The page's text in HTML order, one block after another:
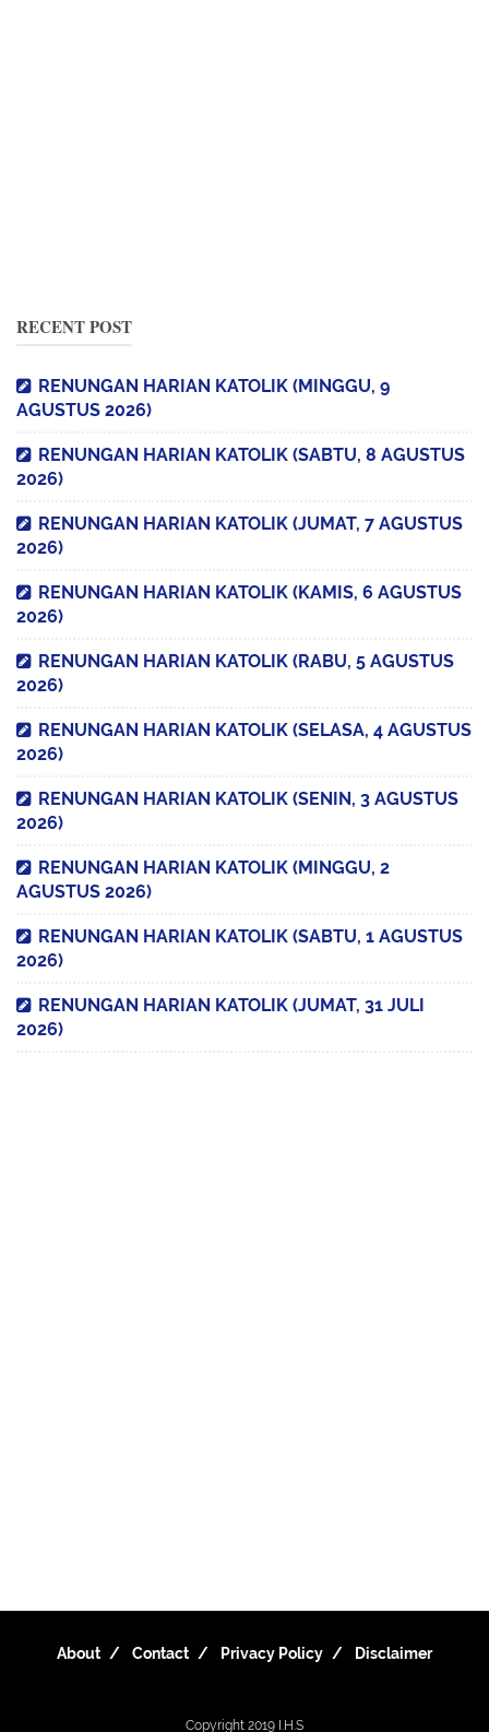
RECENT POST
RENUNGAN HARIAN KATOLIK (MINGGU, 9
AGUSTUS 2026)
RENUNGAN HARIAN KATOLIK (SABTU, 8 AGUSTUS
2026)
RENUNGAN HARIAN KATOLIK (JUMAT, 7 AGUSTUS
2026)
RENUNGAN HARIAN KATOLIK (KAMIS, 6 AGUSTUS
2026)
RENUNGAN HARIAN KATOLIK (RABU, 5 AGUSTUS
2026)
RENUNGAN HARIAN KATOLIK (SELASA, 4 AGUSTUS
2026)
RENUNGAN HARIAN KATOLIK (SENIN, 3 AGUSTUS
2026)
RENUNGAN HARIAN KATOLIK (MINGGU, 2
AGUSTUS 2026)
RENUNGAN HARIAN KATOLIK (SABTU, 1 AGUSTUS
2026)
RENUNGAN HARIAN KATOLIK (JUMAT, 31 JULI
2026)
About Contact Privacy Policy Disclaimer
Copyright 2019 I.H.S